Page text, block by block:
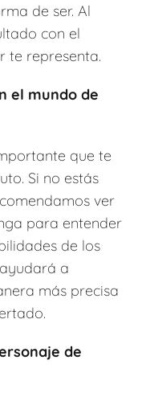
de ser. Al
con el
te representa.
el mundo de
que te
Si no estás
ver
para entender
de los
a
más precisa
de